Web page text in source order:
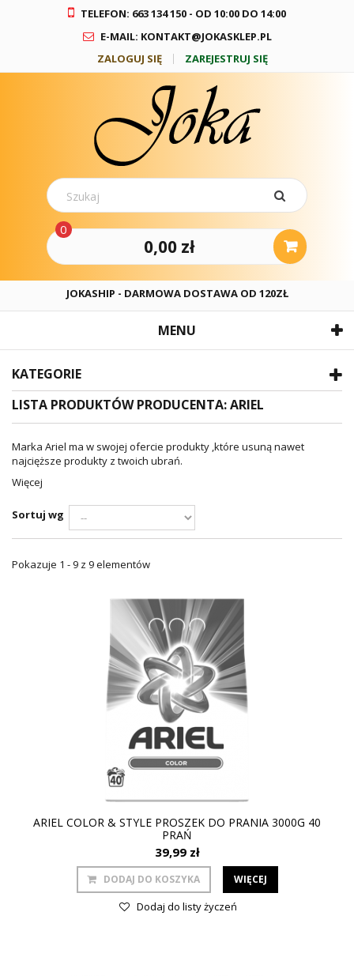
TELEFON: 663 134 150 - OD 10:00 DO 14:00
E-MAIL: KONTAKT@JOKASKLEP.PL
ZALOGUJ SIĘ
ZAREJESTRUJ SIĘ
0
0,00 zł
JOKASHIP - DARMOWA DOSTAWA OD 120ZŁ
MENU
KATEGORIE
LISTA PRODUKTÓW PRODUCENTA: ARIEL
Marka Ariel ma w swojej ofercie produkty ,które usuną nawet
najcięższe produkty z twoich ubrań.
Więcej
Sortuj wg
Pokazuje 1 - 9 z 9 elementów
ARIEL COLOR & STYLE PROSZEK DO PRANIA 3000G 40
PRAŃ
39,99 zł
DODAJ DO KOSZYKA WIĘCEJ
Dodaj do listy życzeń